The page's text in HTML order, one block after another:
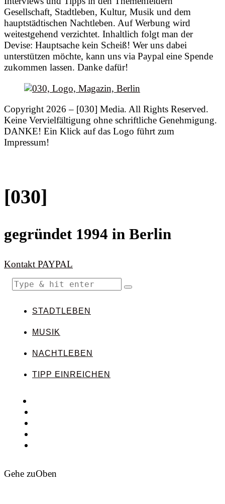
Gesellschaft, Stadtleben, Kultur, Musik und dem
hauptstädtischen Nachtleben. Auf Werbung wird
weitestgehend verzichtet. Inhaltlich folgt man der
Devise: Hauptsache kein Scheiß! Wer uns dabei
unterstützen möchte, kann uns via Paypal eine Spende
zukommen lassen. Danke dafür!
Copyright 2026 – [030] Media. All Rights Reserved.
Keine Vervielfältigung ohne schriftliche Genehmigung.
DANKE! Ein Klick auf das Logo führt zum
Impressum!
[030]
gegründet 1994 in Berlin
Kontakt PAYPAL
STADTLEBEN
MUSIK
NACHTLEBEN
TIPP EINREICHEN
Gehe zuOben